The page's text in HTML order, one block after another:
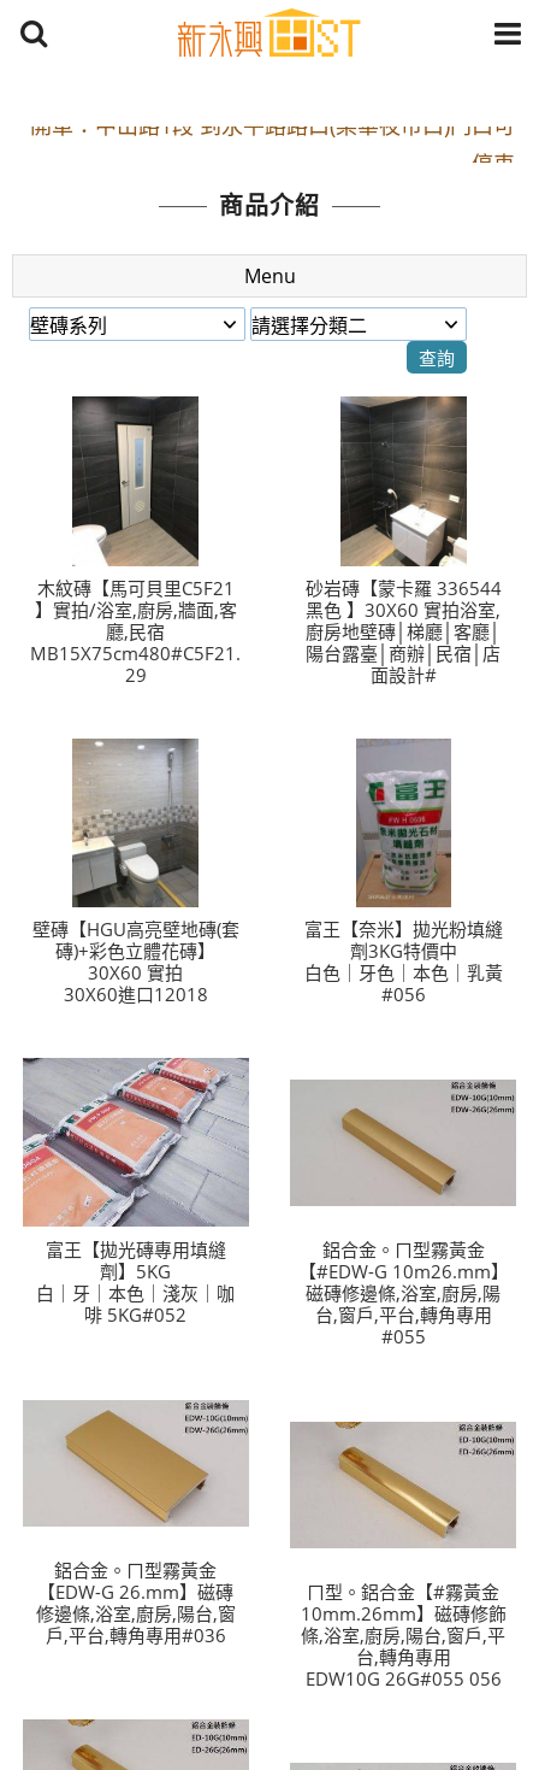
停車
捷運： 中和線【頂溪站 2 號出口】往中山路1段139
原Line已滿 無法加Line好友 請親愛的客戶加入
LINE官方帳號@a0975005573
開車：中山路1段 到永平路路口(樂華夜市口)門口可
捷運： 中和線【頂溪站 2 號出口】往中山路1段139
號約10分鐘
原Line已滿 無法加Line好友 請親愛的客戶加入
LINE官方帳號@a0975005573
商品介紹
Menu
木紋磚【馬可貝里C5F21
】實拍/浴室,廚房,牆面,客
廳,民宿
MB15X75cm480#C5F21.
29
砂岩磚【蒙卡羅 336544
黑色 】30X60 實拍浴室,
廚房地壁磚│梯廳│客廳│
陽台露臺│商辦│民宿│店
面設計#
壁磚【HGU高亮壁地磚(套
磚)+彩色立體花磚】
30X60 實拍
30X60進口12018
富王【奈米】拋光粉填縫
劑3KG特價中
白色｜牙色｜本色｜乳黃
#056
富王【拋光磚專用填縫
劑】5KG
白｜牙｜本色｜淺灰｜咖
啡 5KG#052
鋁合金。ㄇ型霧黃金
【#EDW-G 10m26.mm】
磁磚修邊條,浴室,廚房,陽
台,窗戶,平台,轉角專用
#055
鋁合金。ㄇ型霧黃金
【EDW-G 26.mm】磁磚
修邊條,浴室,廚房,陽台,窗
戶,平台,轉角專用#036
ㄇ型。鋁合金【#霧黃金
10mm.26mm】磁磚修飾
條,浴室,廚房,陽台,窗戶,平
台,轉角專用
EDW10G 26G#055 056